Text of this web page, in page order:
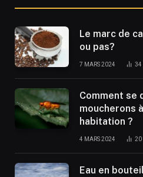
Le marc de
ou pas?
7 MARS 2024 34
Comment se
moucherons
habitation ?
4 MARS 2024 20
Eau en